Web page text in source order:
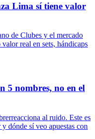
Lima sí tiene valor
de Clubes y el mercado
real en sets, hándicaps
5 nombres, no en el
al ruido. Este es
dónde sí veo apuestas con